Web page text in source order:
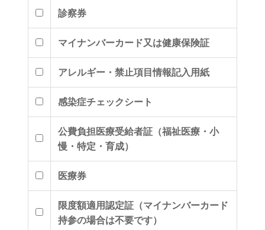
診察券
マイナンバーカード又は健康保険証
アレルギー・禁止項目情報記入用紙
感染症チェックシート
公費負担医療受給者証（福祉医療・小
慢・特定・育成）
医療券
限度額適用認定証（マイナンバーカード
持参の場合は不要です）